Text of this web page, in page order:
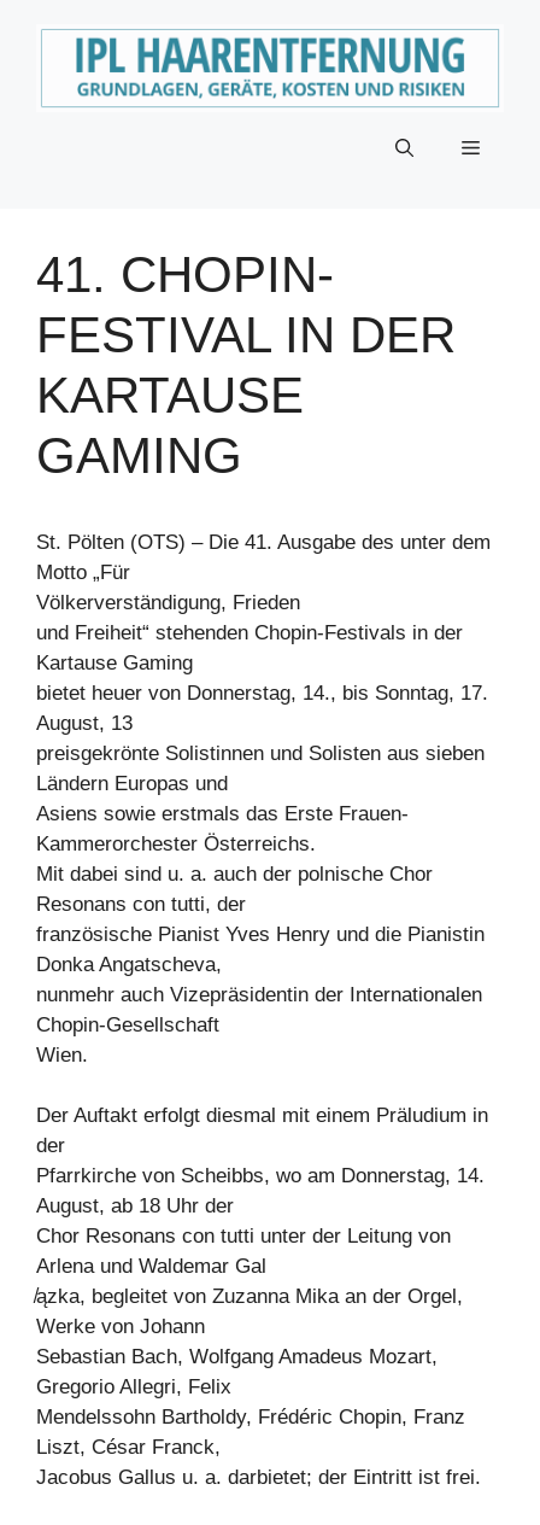
Menü
41. CHOPIN-
FESTIVAL IN DER
KARTAUSE
GAMING
St. Pölten (OTS) – Die 41. Ausgabe des unter dem
Motto „Für
Völkerverständigung, Frieden
und Freiheit“ stehenden Chopin-Festivals in der
Kartause Gaming
bietet heuer von Donnerstag, 14., bis Sonntag, 17.
August, 13
preisgekrönte Solistinnen und Solisten aus sieben
Ländern Europas und
Asiens sowie erstmals das Erste Frauen-
Kammerorchester Österreichs.
Mit dabei sind u. a. auch der polnische Chor
Resonans con tutti, der
französische Pianist Yves Henry und die Pianistin
Donka Angatscheva,
nunmehr auch Vizepräsidentin der Internationalen
Chopin-Gesellschaft
Wien.
Der Auftakt erfolgt diesmal mit einem Präludium in
der
Pfarrkirche von Scheibbs, wo am Donnerstag, 14.
August, ab 18 Uhr der
Chor Resonans con tutti unter der Leitung von
Arlena und Waldemar Gal
̸ązka, begleitet von Zuzanna Mika an der Orgel,
Werke von Johann
Sebastian Bach, Wolfgang Amadeus Mozart,
Gregorio Allegri, Felix
Mendelssohn Bartholdy, Frédéric Chopin, Franz
Liszt, César Franck,
Jacobus Gallus u. a. darbietet; der Eintritt ist frei.